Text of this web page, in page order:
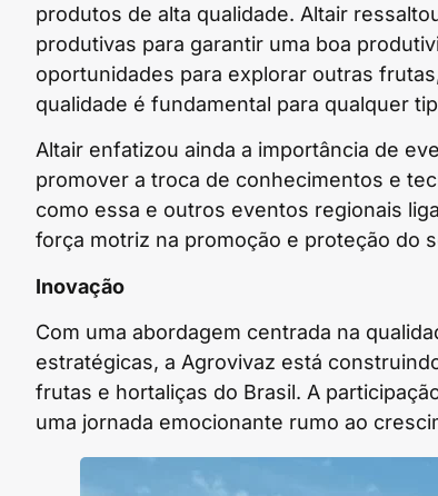
produtos de alta qualidade. Altair
produtivas para garantir uma boa
oportunidades para explorar outras
qualidade é fundamental para qualquer
Altair enfatizou ainda a importância de
promover a troca de conhecimentos e
como essa e outros eventos regionais
força motriz na promoção e proteção do
Inovação
Com uma abordagem centrada na
estratégicas, a Agrovivaz está
frutas e hortaliças do Brasil. A
uma jornada emocionante rumo ao